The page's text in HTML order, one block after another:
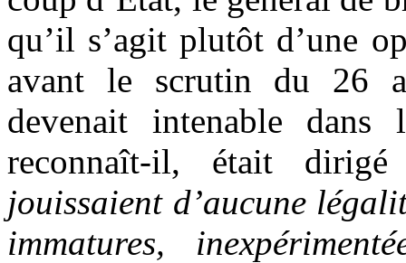
qu’il s’agit plutôt d’une
avant le scrutin du 26
devenait intenable
reconnaît-il, était
jouissaient d’aucune
immatures,